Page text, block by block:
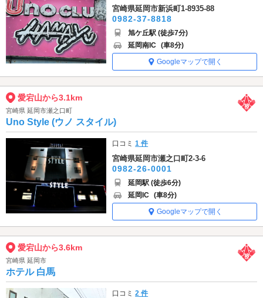
宮崎県延岡市新浜町1-8935-88
0982-37-8818
旭ケ丘駅 (徒歩7分)
延岡南IC (車8分)
Googleマップで開く
愛宕山から3.1km
宮崎県 延岡市瀬之口町
Uno Style (ウノ スタイル)
口コミ1 件
宮崎県延岡市瀬之口町2-3-6
0982-26-0001
延岡駅 (徒歩6分)
延岡IC (車8分)
Googleマップで開く
愛宕山から3.6km
宮崎県 延岡市
ホテル 白馬
口コミ2 件